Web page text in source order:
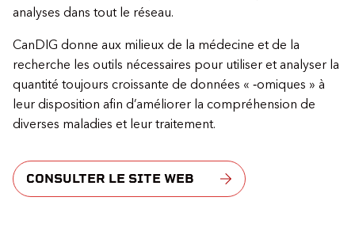
analyses dans tout le réseau.
CanDIG donne aux milieux de la médecine et de la
recherche les outils nécessaires pour utiliser et analyser la
quantité toujours croissante de données « ‑omiques » à
leur disposition afin d’améliorer la compréhension de
diverses maladies et leur traitement.
CONSULTER LE SITE WEB